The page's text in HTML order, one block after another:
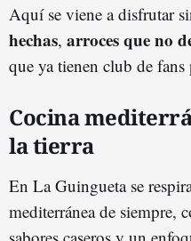
Aquí se viene a disfrutar
hechas, arroces que no
que ya tienen club de
Cocina
la tierra
En La Guingueta se
mediterránea de siempre,